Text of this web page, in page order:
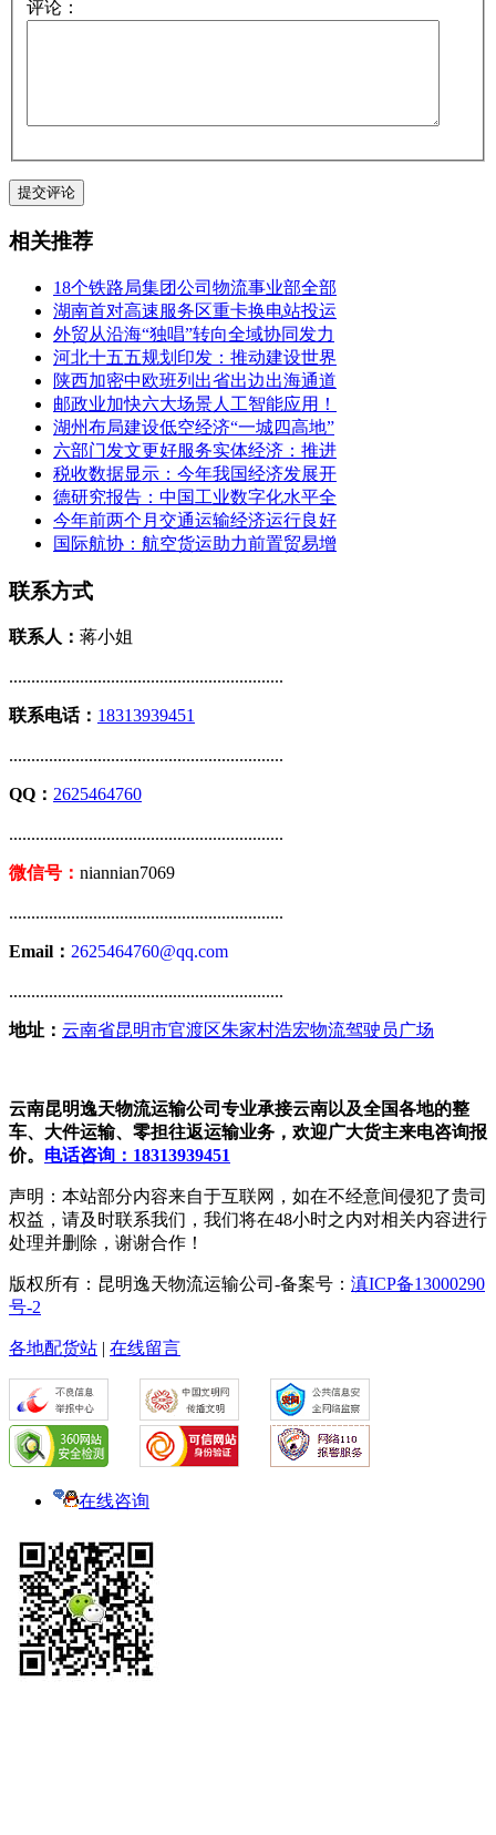
评论：
相关推荐
18个铁路局集团公司物流事业部全部
湖南首对高速服务区重卡换电站投运
外贸从沿海“独唱”转向全域协同发力
河北十五五规划印发：推动建设世界
陕西加密中欧班列出省出边出海通道
邮政业加快六大场景人工智能应用！
湖州布局建设低空经济“一城四高地”
六部门发文更好服务实体经济：推进
税收数据显示：今年我国经济发展开
德研究报告：中国工业数字化水平全
今年前两个月交通运输经济运行良好
国际航协：航空货运助力前置贸易增
联系方式
联系人： 蒋小姐
..............................................................
联系电话： 18313939451
..............................................................
QQ： 2625464760
..............................................................
微信号： niannian7069
..............................................................
Email： 2625464760@qq.com
..............................................................
地址： 云南省昆明市官渡区朱家村浩宏物流驾驶员广场
云南昆明逸天物流运输公司专业承接云南以及全国各地的整
车、大件运输、零担往返运输业务，欢迎广大货主来电咨询报
价。 电话咨询：18313939451
声明：本站部分内容来自于互联网，如在不经意间侵犯了贵司
权益，请及时联系我们，我们将在48小时之内对相关内容进行
处理并删除，谢谢合作！
版权所有：昆明逸天物流运输公司-备案号： 滇ICP备13000290
号-2
各地配货站 | 在线留言
在线咨询